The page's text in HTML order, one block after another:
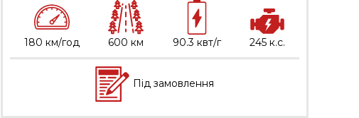
180 км/год 600 км 90.3 квт/г 245 к.с.
Під замовлення